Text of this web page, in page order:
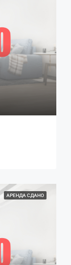
АРЕНДА СДАНО